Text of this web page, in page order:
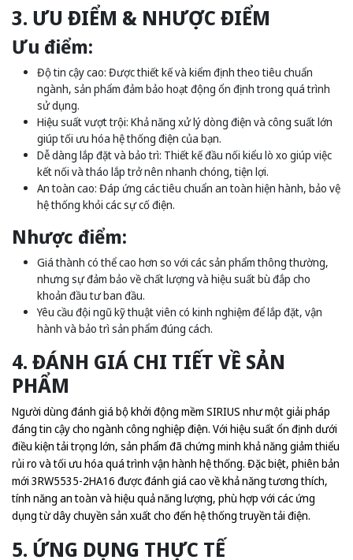
3. ƯU ĐIỂM & NHƯỢC ĐIỂM
Ưu điểm:
Độ tin cậy cao: Được thiết kế và kiểm định theo tiêu chuẩn
ngành, sản phẩm đảm bảo hoạt động ổn định trong quá trình
sử dụng.
Hiệu suất vượt trội: Khả năng xử lý dòng điện và công suất lớn
giúp tối ưu hóa hệ thống điện của bạn.
Dễ dàng lắp đặt và bảo trì: Thiết kế đầu nối kiểu lò xo giúp việc
kết nối và tháo lắp trở nên nhanh chóng, tiện lợi.
An toàn cao: Đáp ứng các tiêu chuẩn an toàn hiện hành, bảo vệ
hệ thống khỏi các sự cố điện.
Nhược điểm:
Giá thành có thể cao hơn so với các sản phẩm thông thường,
nhưng sự đảm bảo về chất lượng và hiệu suất bù đắp cho
khoản đầu tư ban đầu.
Yêu cầu đội ngũ kỹ thuật viên có kinh nghiệm để lắp đặt, vận
hành và bảo trì sản phẩm đúng cách.
4. ĐÁNH GIÁ CHI TIẾT VỀ SẢN
PHẨM
Người dùng đánh giá bộ khởi động mềm SIRIUS như một giải pháp
đáng tin cậy cho ngành công nghiệp điện. Với hiệu suất ổn định dưới
điều kiện tải trọng lớn, sản phẩm đã chứng minh khả năng giảm thiểu
rủi ro và tối ưu hóa quá trình vận hành hệ thống. Đặc biệt, phiên bản
mới 3RW5535-2HA16 được đánh giá cao về khả năng tương thích,
tính năng an toàn và hiệu quả năng lượng, phù hợp với các ứng
dụng từ dây chuyền sản xuất cho đến hệ thống truyền tải điện.
5. ỨNG DỤNG THỰC TẾ